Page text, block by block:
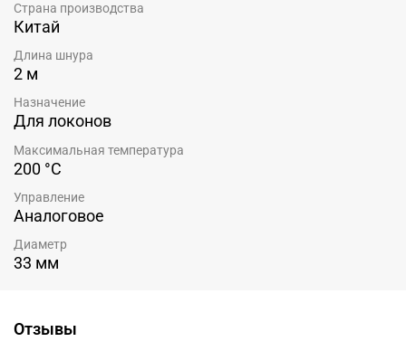
Страна производства
Китай
Длина шнура
2 м
Назначение
Для локонов
Максимальная температура
200 °С
Управление
Аналоговое
Диаметр
33 мм
Отзывы